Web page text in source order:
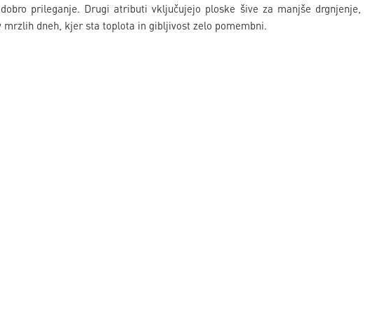
prileganje. Drugi atributi vključujejo ploske šive za manjše drgnjenje,
dneh, kjer sta toplota in gibljivost zelo pomembni.